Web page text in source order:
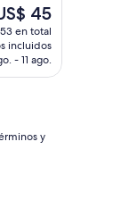
45
en total
incluidos
- 11 ago.
y